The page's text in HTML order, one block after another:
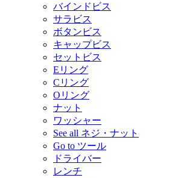
バインドビス
サラビス
ボタンビス
キャップビス
セットビス
Eリング
Cリング
Oリング
ナット
ワッシャー
See all ネジ・ナット
Go to ツール
ドライバー
レンチ